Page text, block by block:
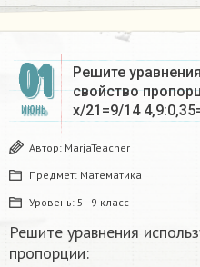
01
ИЮНЬ
Решите
свойство
х/21=9/14
Автор: MarjaTeacher
Предмет: Математика
Уровень: 5 - 9 класс
Решите уравнения
пропорции: